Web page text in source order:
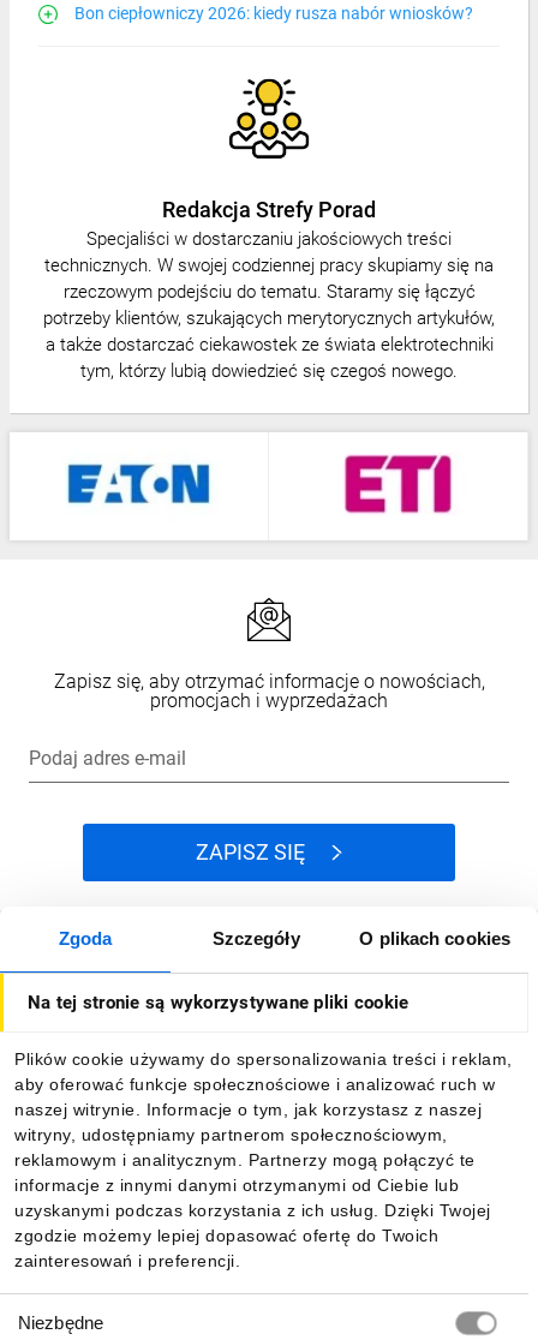
Zgoda Szczegóły O plikach cookies
Na tej stronie są wykorzystywane pliki cookie
Plików cookie używamy do spersonalizowania treści i reklam,
aby oferować funkcje społecznościowe i analizować ruch w
naszej witrynie. Informacje o tym, jak korzystasz z naszej
witryny, udostępniamy partnerom społecznościowym,
reklamowym i analitycznym. Partnerzy mogą połączyć te
informacje z innymi danymi otrzymanymi od Ciebie lub
uzyskanymi podczas korzystania z ich usług. Dzięki Twojej
zgodzie możemy lepiej dopasować ofertę do Twoich
zainteresowań i preferencji.
zgody
Niezbędne
Bon ciepłowniczy 2026: kiedy rusza nabór wniosków?
Redakcja Strefy Porad
Specjaliści w dostarczaniu jakościowych treści
technicznych. W swojej codziennej pracy skupiamy się na
rzeczowym podejściu do tematu. Staramy się łączyć
potrzeby klientów, szukających merytorycznych artykułów,
a także dostarczać ciekawostek ze świata elektrotechniki
tym, którzy lubią dowiedzieć się czegoś nowego.
Zapisz się, aby otrzymać informacje o nowościach,
promocjach i wyprzedażach
Podaj adres e-mail
ZAPISZ SIĘ
Dla kupujących
Informacje
Pobierz naszą aplikację mobilną: